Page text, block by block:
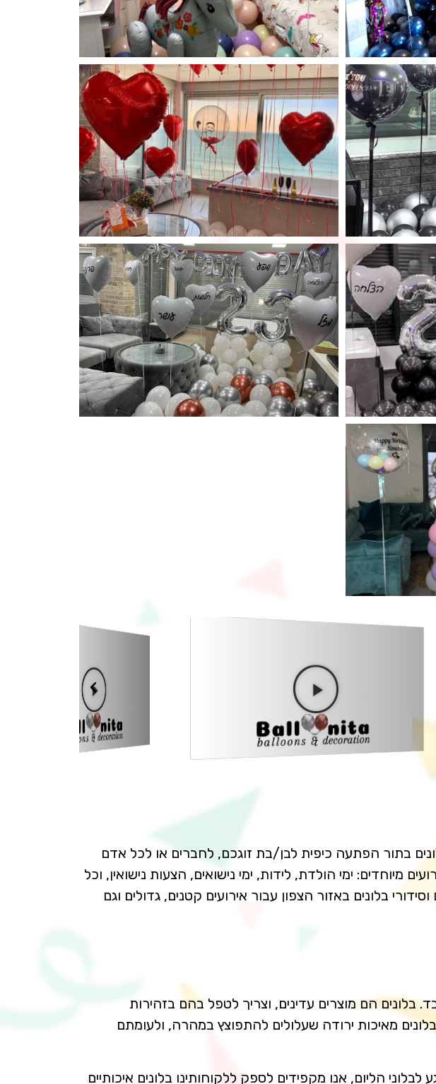
בתור הפתעה כיפית לבן/בת זוגכם, לחברים או לכל אדם
ימי הולדת, לידות, ימי נישואים, הצעות נישואין, וכל
בלונים באזור הצפון עבור אירועים קטנים, גדולים וגם
הם מוצרים עדינים, וצריך לטפל בהם בזהירות
מאיכות ירודה שעלולים להתפוצץ במהרה, ולעומתם
הליום, אנו מקפידים לספק ללקוחותינו בלונים איכותיים